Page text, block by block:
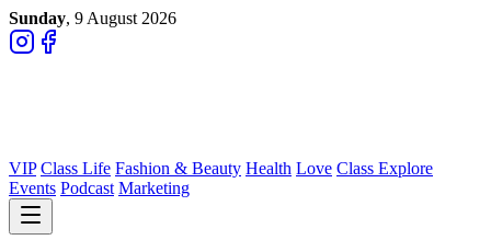
Sunday, 9 August 2026
VIP Class Life Fashion & Beauty Health Love Class Explore
Events Podcast Marketing